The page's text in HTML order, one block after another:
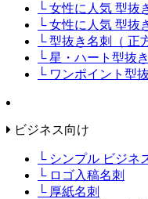
└ 女性に人気 型抜
└ 女性に人気 型抜
└ 型抜き名刺（ 正
└ 星・ハート型抜
└ ワンポイント型
ビジネス向け
└ シンプル ビジネ
└ ロゴ入稿名刺
└ 厚紙名刺